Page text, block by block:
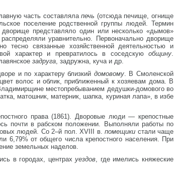
часть составлялапечь (отсюда печище, огнище
поселение родственной группы людей. Термин
представляло один или несколько «дымов»
уравнительно. Первоначально дворище
связанные хозяйственной деятельностью и
характер и превратилось в соседскую общину.
задруга, задружна, куча и др.
и по характеру близкий домовому. В Смоленской
волос и облик, приближенный к хозяевам дома. В
местопребыванием дедушки-домового во
матошник, матерник, шапка, куриная лапа», в избе
права (1861). Дворовые люди — крепостные
почти в рабском положении. Выполняли работы по
людей. Со 2–й пол. XVIII в.помещики стали чаще
6,79% от общего числа крепостного населения. При
земельных наделов.
в городах, центрахуездов, где имелись княжеские